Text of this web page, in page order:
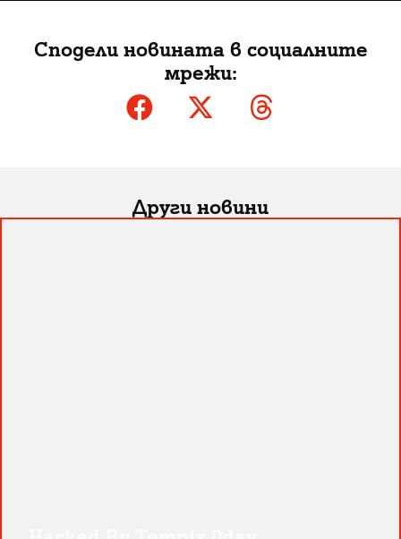
Сподели новината в социалните
мрежи:
Други новини